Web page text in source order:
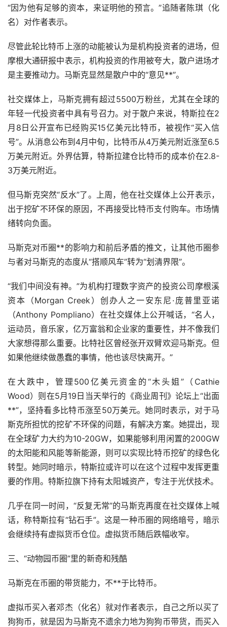
“因为他有足够的资本，来证明他的预言。”追随者陈琪（化
名）对作者表示。
尽管此轮比特币上涨的动能被认为是机构投资者的进场，但
摩根大通研报中表示，机构投资的作用被夸大，散户进场才
是主要推动力。马斯克显然是散户中的“意见**”。
社交媒体上，马斯克拥有超过5500万粉丝，尤其在全球的
年轻一代投资者中具有号召力。对于散户来说，特斯拉在2
月8日公开宣布已经购买15亿美元比特币，被视作“买入信
号”。从消息公布到4月中旬，比特币从4万美元附近涨至6.5
万美元附近。外界估算，特斯拉建仓比特币的成本价在2.8-
3万美元附近。
但马斯克突然“反水”了。上周，他在社交媒体上公开表示，
出于挖矿不环保的原因，不再接受比特币支付购车。市场情
绪转向负面。
马斯克对币圈**的影响力和前后矛盾的推文，让其他币圈参
与者对马斯克的态度从“搭顺风车”转为“划清界限”。
“我们中间没有神。”为机构打理数字资产的投资公司摩根溪
资本（Morgan Creek）创办人之一安东尼·庞普里亚诺
（Anthony Pompliano）在社交媒体上公开喊话，“名人，
运动员，音乐家，亿万富翁和企业家的重要性，并不像我们
大家想得那么重要。比特社区曾经张开双臂欢迎马斯克。但
如果他继续做愚蠢的事情，他也该尽快离开。”
在大跌中，管理500亿美元资金的“木头姐”（Cathie
Wood）则在5月19日当天举行的《商业周刊》论坛上“出面
**”，坚持看多比特币涨至50万美元。她同时表示，对于马
斯克所担忧的挖矿不环保的问题，有解决方案。她提出，现
在全球矿力大约为10-20GW，如果能够利用闲置的200GW
的太阳能和风能等新能源，则可以实现比特币挖矿的绿色化
转型。她同时暗示，特斯拉或许可以在这个过程中发挥更重
要的作用。特斯拉旗下持有太阳城资产，专注于光伏技术。
几乎在同一时间，“反复无常”的马斯克再度在社交媒体上喊
话，称特斯拉有“钻石手”。这是一种币圈的网络暗号，暗示
会继续持有虚拟货币仓位。虚拟货币随后跌幅收窄。
三、“动物园币圈”里的新奇和残酷
马斯克在币圈的带货能力，不**于比特币。
虚拟币买入者邓杰（化名）就对作者表示，自己之所以买了
狗狗币，就是因为马斯克不遗余力地为狗狗币带货，而买入